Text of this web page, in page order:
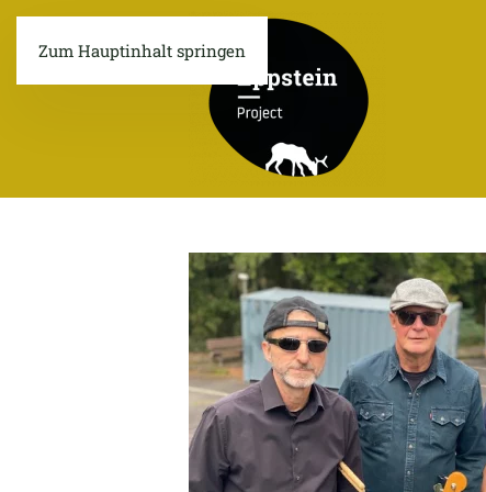
Zum Hauptinhalt springen